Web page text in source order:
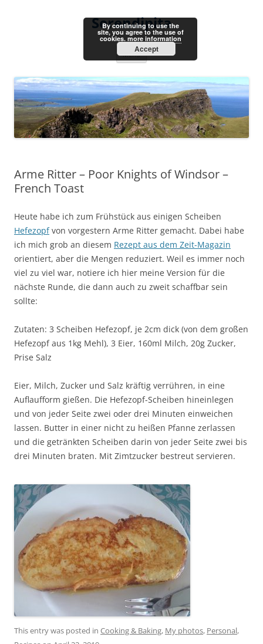
Serendipita
Menu
Arme Ritter – Poor Knights of Windsor –
French Toast
Heute habe ich zum Frühstück aus einigen Scheiben
Hefezopfvon vorgestern Arme Ritter gemacht. Dabei habe
ich mich grob an diesem Rezept aus dem Zeit-Magazin
orientiert, aber die Mengen reduziert. Weil es immer noch
viel zu viel war, notiere ich hier meine Version für die
nächste Runde, die dann auch zu zweit schaffbar sein
sollte:
Zutaten: 3 Scheiben Hefezopf, je 2cm dick (von dem großen
Hefezopf aus 1kg Mehl), 3 Eier, 160ml Milch, 20g Zucker,
Prise Salz
Eier, Milch, Zucker und Salz kräftig verrühren, in eine
Auflaufform gießen. Die Hefezopf-Scheiben hineinlegen
und von jeder Seite zwei oder drei Minuten einweichen
lassen. Butter in einer nicht zu heißen Pfanne zerlassen
und die getränkten Scheiben darin von jeder Seite zwei bis
drei Minuten braten. Mit Zimtzucker bestreut servieren.
This entry was posted in Cooking & Baking, My photos, Personal,
By continuing to use the
site, you agree to the use of
cookies. more information
Accept